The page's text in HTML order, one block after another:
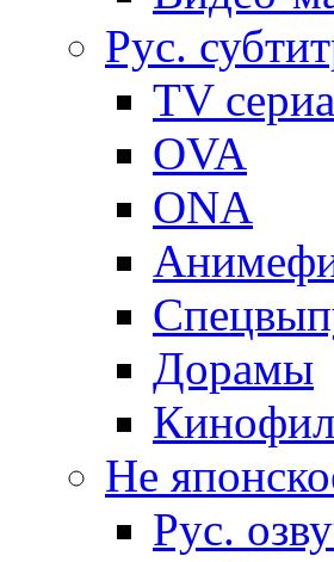
Рус.
TV
OVA
ONA
Дорамы
Не
Рус.